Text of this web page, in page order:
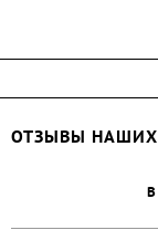
ОТЗЫВЫ НАШИХ
В